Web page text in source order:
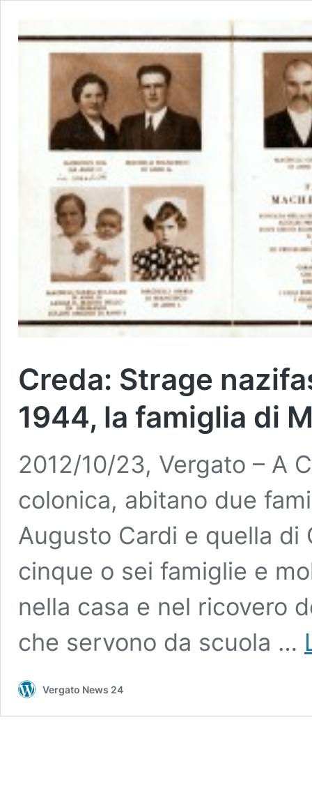
Creda: Strage
1944, la famiglia di
2012/10/23, Vergato – A
colonica, abitano due
Augusto Cardi e quella di
cinque o sei famiglie e
nella casa e nel ricovero
che servono da scuola …
Vergato News 24